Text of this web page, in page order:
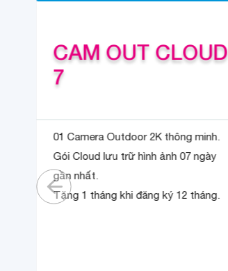
CAM OUT CLOUD
7
01 Camera Outdoor 2K thông minh.
Gói Cloud lưu trữ hình ảnh 07 ngày
gần nhất.
Tặng 1 tháng khi đăng ký 12 tháng.